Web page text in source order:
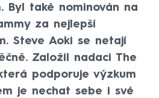
Byl také nominován na
za nejlepší
Steve Aoki se netají
Založil nadaci The
podporuje výzkum
je nechat sebe i své